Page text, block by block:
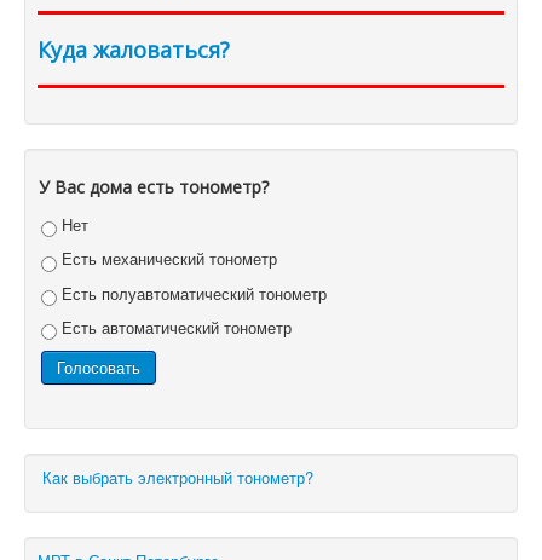
Куда жаловаться?
У Вас дома есть тонометр?
Нет
Есть механический тонометр
Есть полуавтоматический тонометр
Есть автоматический тонометр
Как выбрать электронный тонометр?